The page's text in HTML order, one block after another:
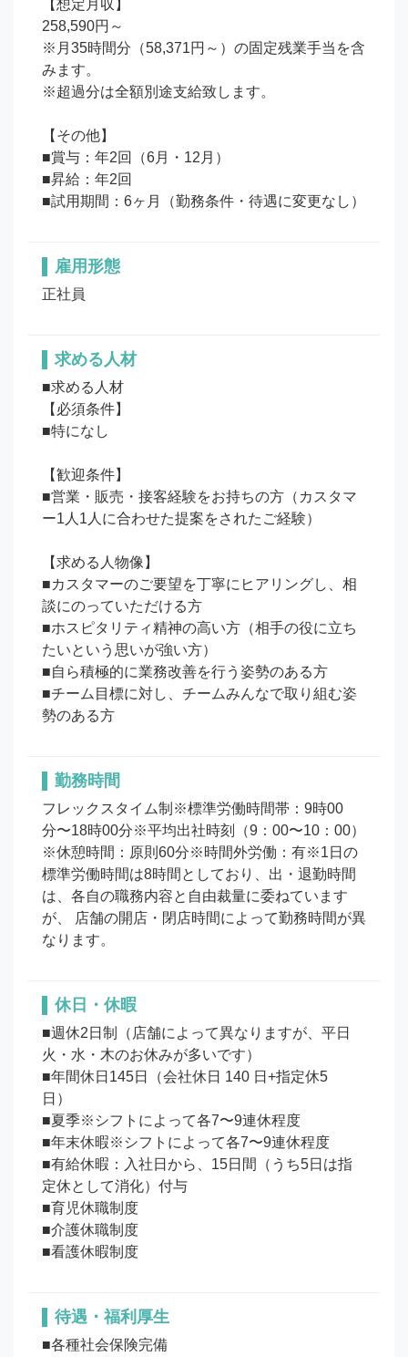
【想定月収】
258,590円～
※月35時間分（58,371円～）の固定残業手当を含
みます。
※超過分は全額別途支給致します。
【その他】
■賞与：年2回（6月・12月）
■昇給：年2回
■試用期間：6ヶ月（勤務条件・待遇に変更なし）
雇用形態
正社員
求める人材
■求める人材
【必須条件】
■特になし
【歓迎条件】
■営業・販売・接客経験をお持ちの方（カスタマ
ー1人1人に合わせた提案をされたご経験）
【求める人物像】
■カスタマーのご要望を丁寧にヒアリングし、相
談にのっていただける方
■ホスピタリティ精神の高い方（相手の役に立ち
たいという思いが強い方）
■自ら積極的に業務改善を行う姿勢のある方
■チーム目標に対し、チームみんなで取り組む姿
勤務時間
フレックスタイム制※標準労働時間帯：9時00
分〜18時00分※平均出社時刻（9：00〜10：00）
※休憩時間：原則60分※時間外労働：有※1日の
標準労働時間は8時間としており、出・退勤時間
は、各自の職務内容と自由裁量に委ねています
が、 店舗の開店・閉店時間によって勤務時間が異
なります。
休日・休暇
■週休2日制（店舗によって異なりますが、平日
火・水・木のお休みが多いです）
■年間休日145日（会社休日 140 日+指定休5
日）
■夏季※シフトによって各7〜9連休程度
■年末休暇※シフトによって各7〜9連休程度
■有給休暇：入社日から、15日間（うち5日は指
定休として消化）付与
■育児休職制度
■介護休職制度
待遇・福利厚生
■各種社会保険完備